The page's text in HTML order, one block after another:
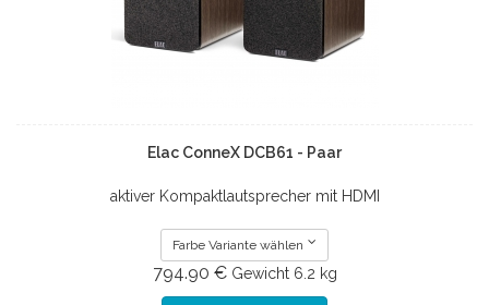
Elac ConneX DCB61 - Paar
aktiver Kompaktlautsprecher mit HDMI
Farbe Variante wählen
794.90 € Gewicht 6.2 kg